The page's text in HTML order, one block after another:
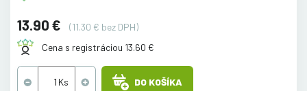
13.90 €
(11.30 € bez DPH)
Cena s registráciou 13.60 €
DO KOŠÍKA